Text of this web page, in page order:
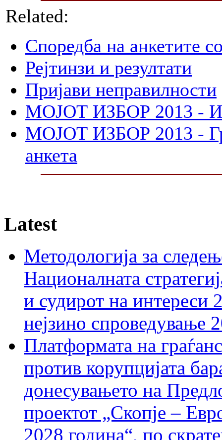
Related:
Споредба на анкетите
Рејтинзи и резултати
Пријави неправилности
МОЈОТ ИЗБОР 2013 -
МОЈОТ ИЗБОР 2013 -
анкета
Latest
Методологија за
Националната
и судирот на интереси
нејзино спроведување
Платформата на
против корупцијата
донесувањето на
проектот „Скопје –
2028 година“, по